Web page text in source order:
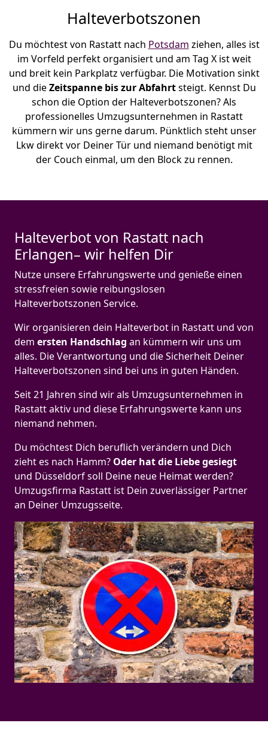
Halteverbotszonen
Du möchtest von Rastatt nach Potsdam ziehen, alles ist
im Vorfeld perfekt organisiert und am Tag X ist weit
und breit kein Parkplatz verfügbar. Die Motivation sinkt
und dieZeitspanne bis zur Abfahrtsteigt. Kennst Du
schon die Option der Halteverbotszonen? Als
professionelles Umzugsunternehmen in Rastatt
kümmern wir uns gerne darum. Pünktlich steht unser
Lkw direkt vor Deiner Tür und niemand benötigt mit
der Couch einmal, um den Block zu rennen.
Halteverbot von Rastatt nach
Erlangen– wir helfen Dir
Nutze unsere Erfahrungswerte und genieße einen
stressfreien sowie reibungslosen
Halteverbotszonen Service.
Wir organisieren dein Halteverbot in Rastatt und von
dem ersten Handschlag an kümmern wir uns um
alles. Die Verantwortung und die Sicherheit Deiner
Halteverbotszonen sind bei uns in guten Händen.
Seit 21 Jahren sind wir als Umzugsunternehmen in
Rastatt aktiv und diese Erfahrungswerte kann uns
niemand nehmen.
Du möchtest Dich beruflich verändern und Dich
zieht es nach Hamm? Oder hat die Liebe gesiegt
und Düsseldorf soll Deine neue Heimat werden?
Umzugsfirma Rastatt ist Dein zuverlässiger Partner
an Deiner Umzugsseite.